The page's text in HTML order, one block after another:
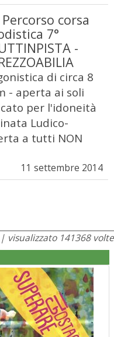
Percorso corsa
7°
-
di circa 8
- aperta ai soli
per l'idoneità
Ludico-
a tutti NON
11 settembre 2014
visualizzato 141368 volte